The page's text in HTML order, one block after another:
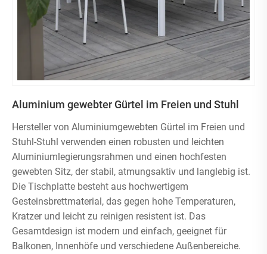
Aluminium gewebter Gürtel im Freien und Stuhl
Hersteller von Aluminiumgewebten Gürtel im Freien und
Stuhl-Stuhl verwenden einen robusten und leichten
Aluminiumlegierungsrahmen und einen hochfesten
gewebten Sitz, der stabil, atmungsaktiv und langlebig ist.
Die Tischplatte besteht aus hochwertigem
Gesteinsbrettmaterial, das gegen hohe Temperaturen,
Kratzer und leicht zu reinigen resistent ist. Das
Gesamtdesign ist modern und einfach, geeignet für
Balkonen, Innenhöfe und verschiedene Außenbereiche.